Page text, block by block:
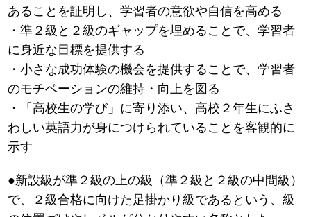
あることを証明し、学習者の意欲や自信を高める
・準２級と２級のギャップを埋めることで、学習者
に身近な目標を提供する
・小さな成功体験の機会を提供することで、学習者
のモチベーションの維持・向上を図る
・「高校生の学び」に寄り添い、高校２年生にふさ
わしい英語力が身につけられていることを客観的に
示す
●新設級が準２級の上の級（準２級と２級の中間級）
で、２級合格に向けた足掛かり級であるという、級